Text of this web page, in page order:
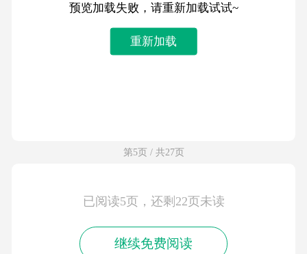
预览加载失败，请重新加载试试~
重新加载
第5页 / 共27页
已阅读5页，还剩22页未读
继续免费阅读